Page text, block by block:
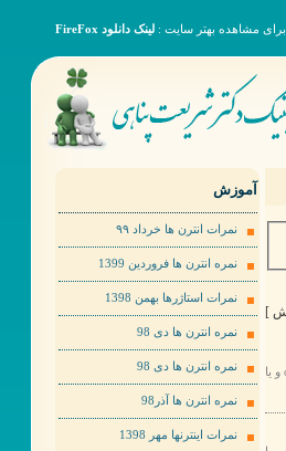
برای مشاهده بهتر سایت : لینک دانلود FireFox
برای مشاهده عکس ها به صورت بهتر لطفا روی عکس مورد نظر راست کلیک کرده و گزینه open image in new tab و یا
آموزش
نمرات انترن ها خرداد ٩٩
نمره انترن ها فروردین 1399
نمرات استاژرها بهمن 1398
نمره انترن ها دی 98
نمره انترن ها دی 98
نمره انترن ها آذر98
نمرات اینترنها مهر 1398